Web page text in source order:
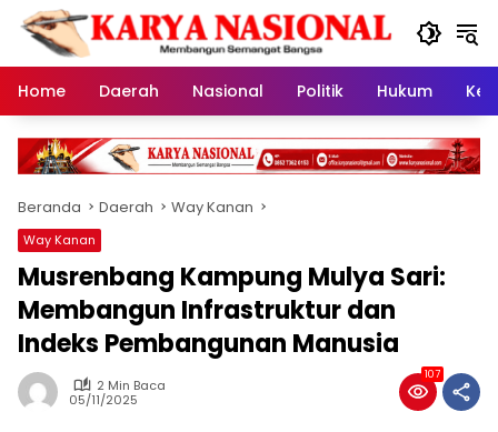
Langsung
konten
Home
Daerah Nasional Politik Hukum
Beranda Daerah Way Kanan
Way Kanan
Musrenbang Kampung Mulya Sari:
Membangun Infrastruktur dan
Indeks Pembangunan Manusia
2 Min Baca
05/11/2025
107